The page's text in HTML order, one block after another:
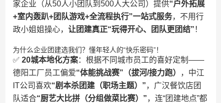
家企业（从50人小团队到500人大公司）提供​​“户外拓展
+室内轰趴+团队游戏+全流程执行”一站式服务​​，不用行
政小姐姐操心，​ ​让团建真正“玩得开心、团队更团结”​ ​！
为什么企业团建选我们？懂年轻人的“快乐密码”！
✅ ​ ​20城本地化方案​​：根据不同城市员工的喜好定制——
德阳工厂员工偏爱​​“体能挑战赛”（拔河/接力跑）​
​，中江
IT公司喜欢​​“剧本杀团建（职场主题）”​​，广汉餐饮店团
队适合​​“厨艺大比拼（分组做菜比赛）”​​，连“团建地点”都